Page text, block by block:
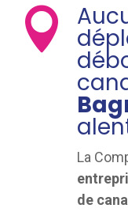

La
de